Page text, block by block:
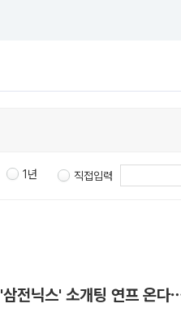
1년 직접입력
'삼전닉스' 소개팅 연프 온